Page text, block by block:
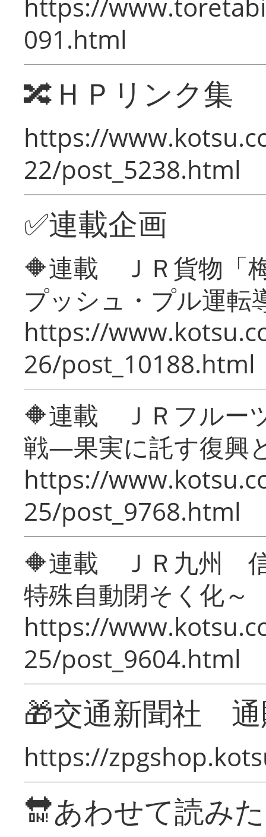
https://
091.html
🔀ＨＰリンク集
https://
22/post_5238.html
✅連載企画
🔶連載 ＪＲ貨物「
プッシュ・プル運転
https://
26/post_10188.html
🔶連載 ＪＲフルー
戦―果実に託す復興
https://
25/post_9768.html
🔶連載 ＪＲ九州 信
特殊自動閉そく化～
https://
25/post_9604.html
🎁交通新聞社
https://
🔛あわせて読み